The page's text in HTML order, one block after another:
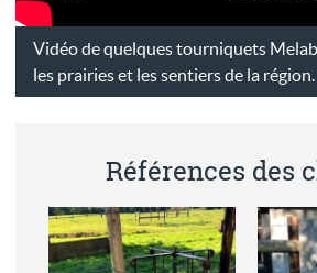
Vidéo de quelques tourniquets
les prairies et les sentiers de la région.
Références des